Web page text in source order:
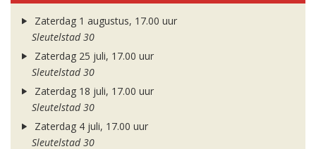
Zaterdag 1 augustus, 17.00 uur
Sleutelstad 30
Zaterdag 25 juli, 17.00 uur
Sleutelstad 30
Zaterdag 18 juli, 17.00 uur
Sleutelstad 30
Zaterdag 4 juli, 17.00 uur
Sleutelstad 30